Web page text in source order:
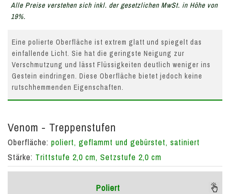
Alle Preise verstehen sich inkl. der gesetzlichen MwSt. in Höhe von
19%.
Eine polierte Oberfläche ist extrem glatt und spiegelt das
einfallende Licht. Sie hat die geringste Neigung zur
Verschmutzung und lässt Flüssigkeiten deutlich weniger ins
Gestein eindringen. Diese Oberfläche bietet jedoch keine
rutschhemmenden Eigenschaften.
Venom - Treppenstufen
Oberfläche: poliert, geflammt und gebürstet, satiniert
Stärke: Trittstufe 2,0 cm, Setzstufe 2,0 cm
Poliert